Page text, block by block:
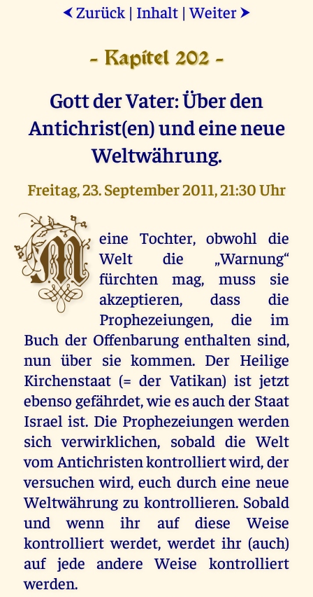
⮜ Zurück | Inhalt |Weiter ⮞
- Kapitel 202 -
Gott der Vater: Über den
Antichrist(en) und eine neue
Weltwährung.
Freitag, 23. September 2011, 21:30 Uhr
M eine Tochter, obwohl die
Welt die „Warnung“
fürchten mag, muss sie
akzeptieren, dass die
Prophezeiungen, die im
Buch der Offenbarung enthalten sind,
nun über sie kommen. Der Heilige
Kirchenstaat (= der Vatikan) ist jetzt
ebenso gefährdet, wie es auch der Staat
Israel ist. Die Prophezeiungen werden
sich verwirklichen, sobald die Welt
vom Antichristen kontrolliert wird, der
versuchen wird, euch durch eine neue
Weltwährung zu kontrollieren. Sobald
und wenn ihr auf diese Weise
kontrolliert werdet, werdet ihr (auch)
auf jede andere Weise kontrolliert
werden.